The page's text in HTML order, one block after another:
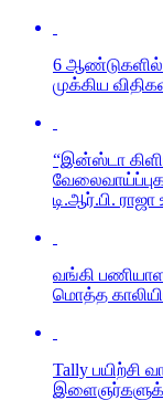
6 ஆண்டுகளில்
முக்கிய
“இன்ஸ்டா
டி.ஆர்.பி. ராஜா
வங்கி
மொத்த
Tally பயிற்சி